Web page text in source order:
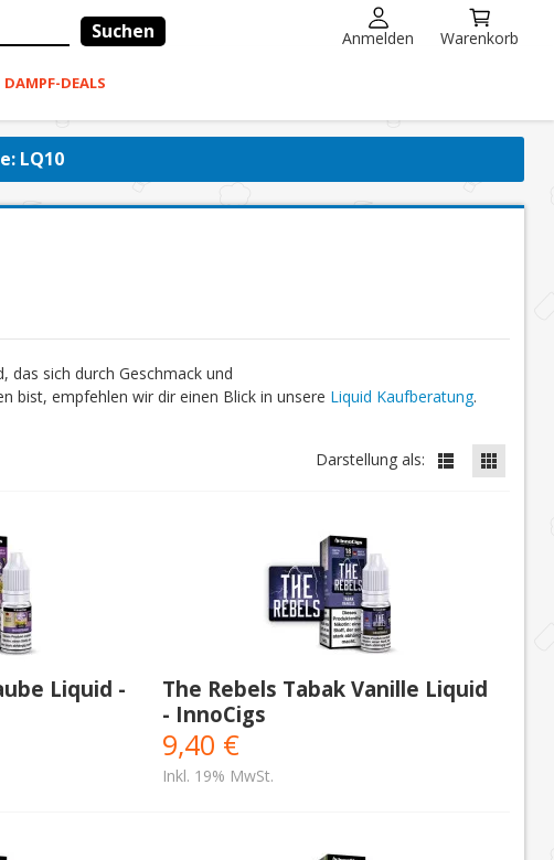
Suchen Anmelden Warenkorb
DAMPF-DEALS
LQ10
das sich durch Geschmack und
bist, empfehlen wir dir einen Blick in unsere Liquid Kaufberatung.
Darstellung als:
Liquid -
The Rebels Tabak Vanille Liquid
- InnoCigs
9,40 €
Inkl. 19% MwSt.